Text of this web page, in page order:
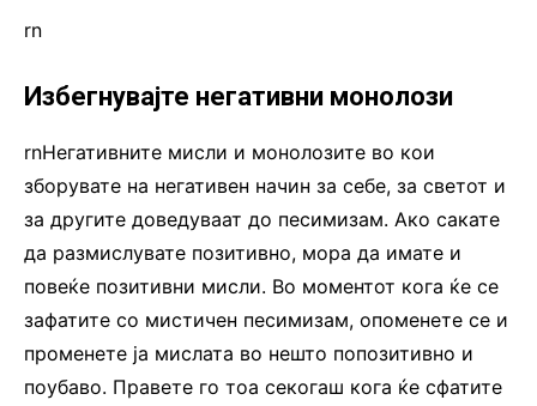
rn
Избегнувајте негативни монолози
rnНегативните мисли и монолозите во кои
зборувате на негативен начин за себе, за светот и
за другите доведуваат до песимизам. Ако сакате
да размислувате позитивно, мора да имате и
повеќе позитивни мисли. Во моментот кога ќе се
зафатите со мистичен песимизам, опоменете се и
променете ја мислата во нешто попозитивно и
поубаво. Правете го тоа секогаш кога ќе сфатите